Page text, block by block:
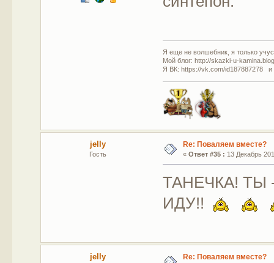
Я еще не волшебник, я только
Мой блог: http://skazki-u-
Я ВК: https://vk.com/id187887278 и
jelly
Гость
Re: Поваляем вместе?
« Ответ #35 : 13 Декабрь
ТАНЕЧКА! ТЫ
ИДУ!!
jelly Re: Поваляем вместе?